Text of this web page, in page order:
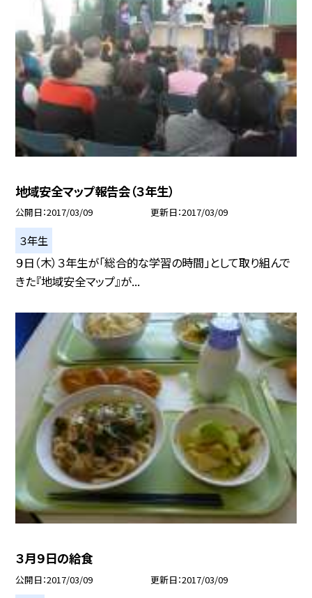
地域安全マップ報告会（３年生）
公開日 2017/03/09 更新日 2017/03/09
３年生
９日（木）３年生が「総合的な学習の時間」として取り組んで
きた『地域安全マップ』が...
３月９日の給食
公開日 2017/03/09 更新日 2017/03/09